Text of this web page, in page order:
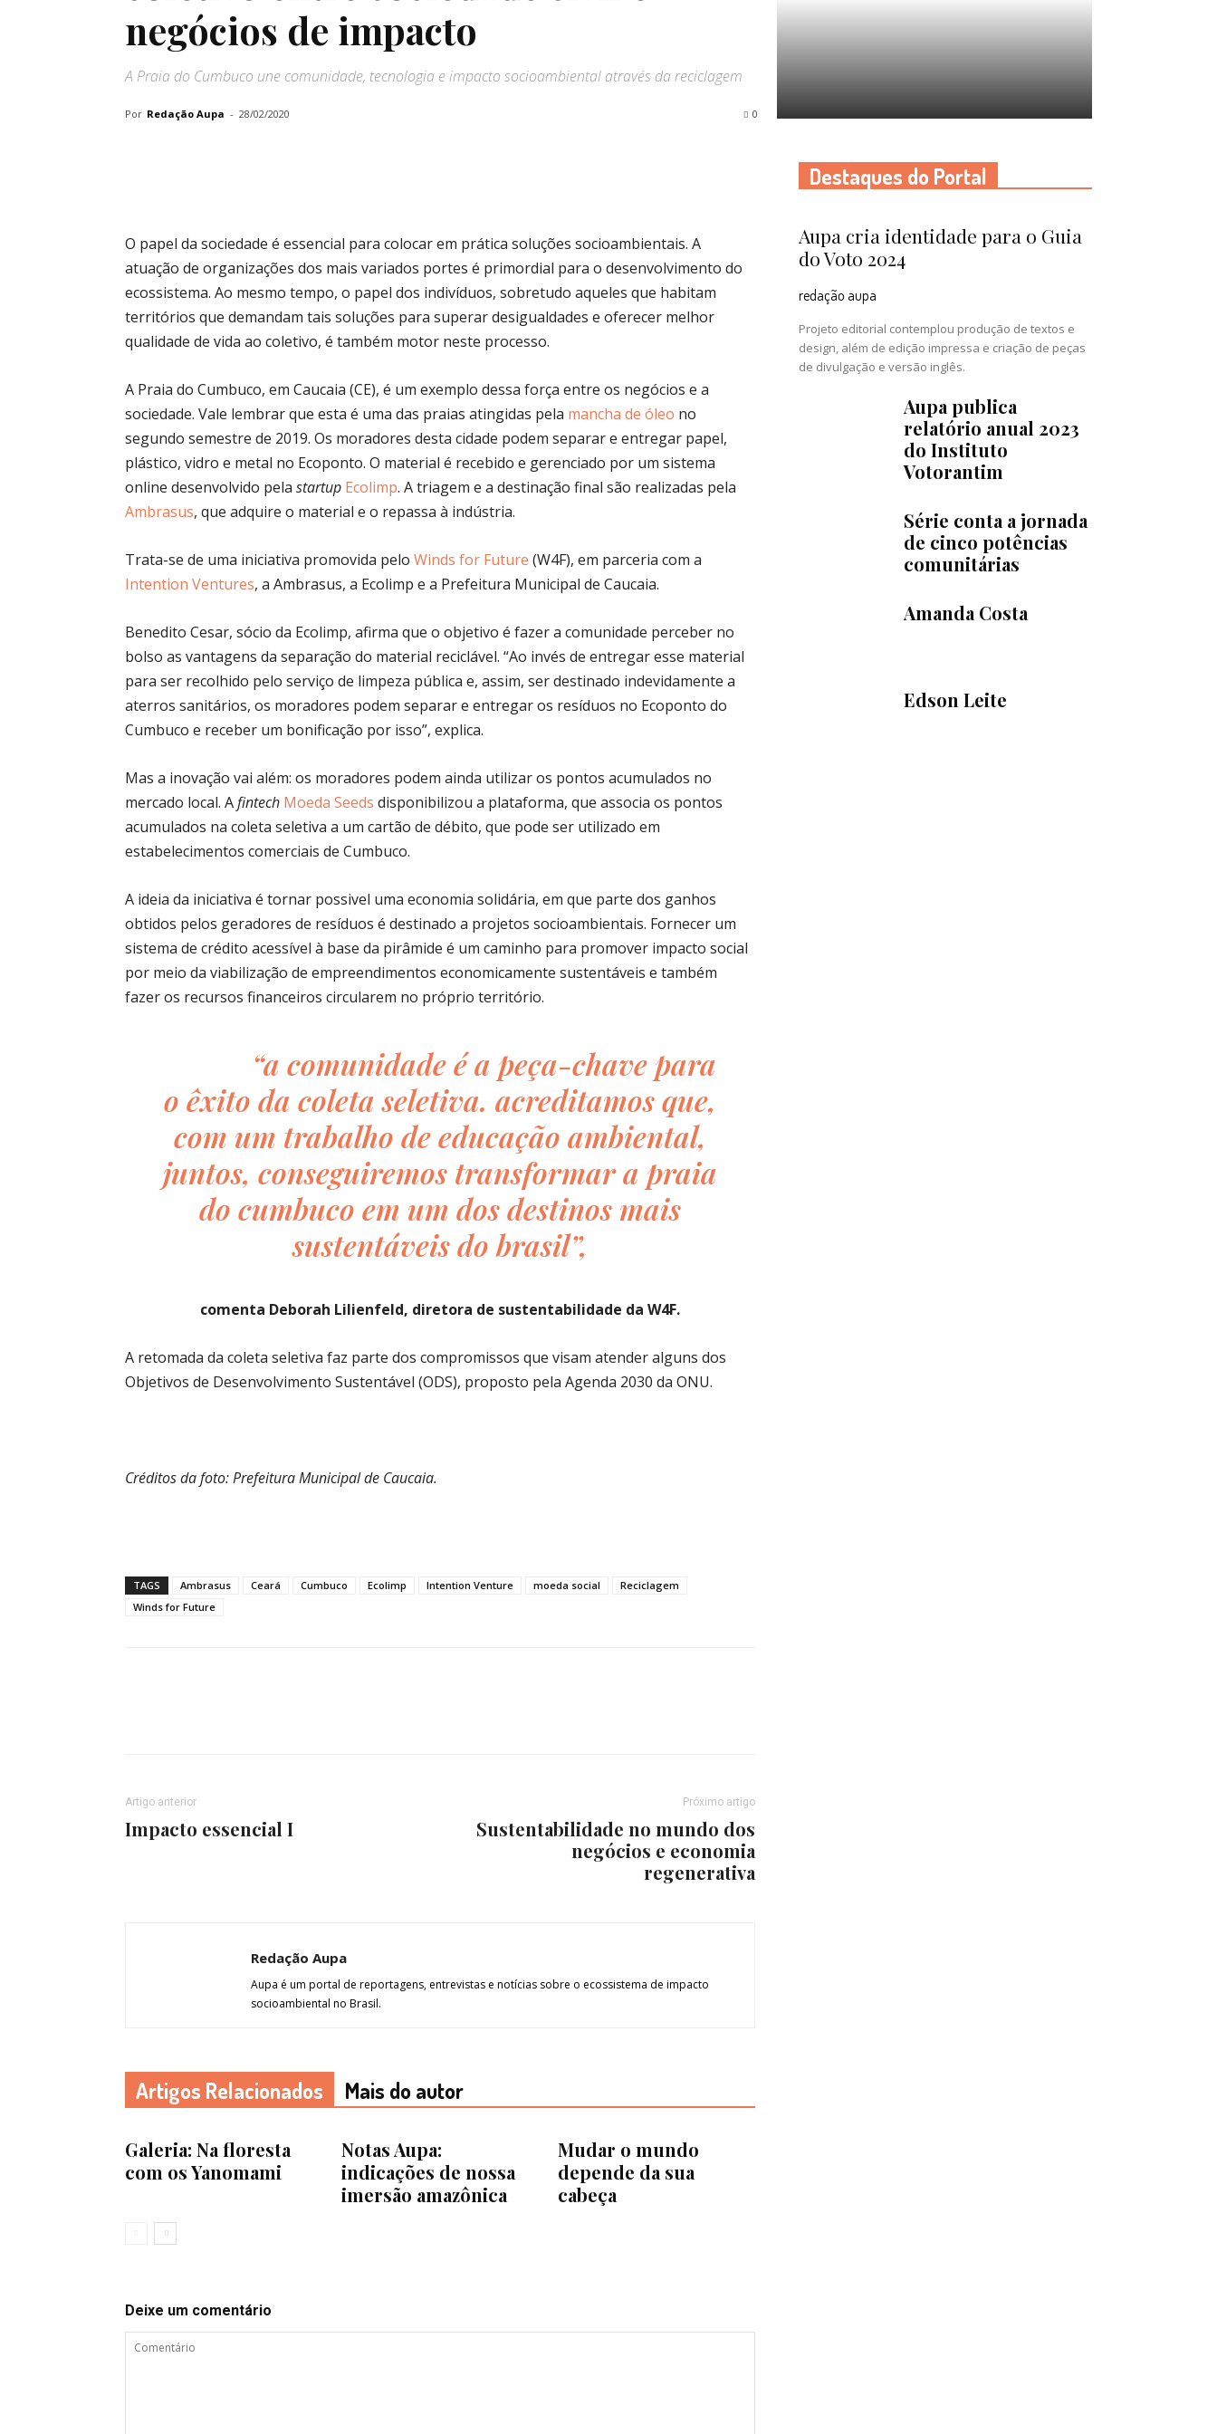
negócios de impacto
A Praia do Cumbuco une comunidade, tecnologia e impacto socioambiental através da reciclagem
Por Redação Aupa - 28/02/2020 0
O papel da sociedade é essencial para colocar em prática soluções socioambientais. A
atuação de organizações dos mais variados portes é primordial para o desenvolvimento do
ecossistema. Ao mesmo tempo, o papel dos indivíduos, sobretudo aqueles que habitam
territórios que demandam tais soluções para superar desigualdades e oferecer melhor
qualidade de vida ao coletivo, é também motor neste processo.
A Praia do Cumbuco, em Caucaia (CE), é um exemplo dessa força entre os negócios e a
sociedade. Vale lembrar que esta é uma das praias atingidas pela mancha de óleo no
segundo semestre de 2019. Os moradores desta cidade podem separar e entregar papel,
plástico, vidro e metal no Ecoponto. O material é recebido e gerenciado por um sistema
online desenvolvido pela startup Ecolimp. A triagem e a destinação final são realizadas pela
Ambrasus, que adquire o material e o repassa à indústria.
Trata-se de uma iniciativa promovida pelo Winds for Future (W4F), em parceria com a
Intention Ventures, a Ambrasus, a Ecolimp e a Prefeitura Municipal de Caucaia.
Benedito Cesar, sócio da Ecolimp, afirma que o objetivo é fazer a comunidade perceber no
bolso as vantagens da separação do material reciclável. “Ao invés de entregar esse material
para ser recolhido pelo serviço de limpeza pública e, assim, ser destinado indevidamente a
aterros sanitários, os moradores podem separar e entregar os resíduos no Ecoponto do
Cumbuco e receber um bonificação por isso”, explica.
Mas a inovação vai além: os moradores podem ainda utilizar os pontos acumulados no
mercado local. Afintech Moeda Seeds disponibilizou a plataforma, que associa os pontos
acumulados na coleta seletiva a um cartão de débito, que pode ser utilizado em
estabelecimentos comerciais de Cumbuco.
A ideia da iniciativa é tornar possivel uma economia solidária, em que parte dos ganhos
obtidos pelos geradores de resíduos é destinado a projetos socioambientais. Fornecer um
sistema de crédito acessível à base da pirâmide é um caminho para promover impacto social
por meio da viabilização de empreendimentos economicamente sustentáveis e também
fazer os recursos financeiros circularem no próprio território.
“a comunidade é a peça-chave para
o êxito da coleta seletiva. acreditamos que,
com um trabalho de educação ambiental,
juntos, conseguiremos transformar a praia
do cumbuco em um dos destinos mais
sustentáveis do brasil”,
comenta Deborah Lilienfeld, diretora de sustentabilidade da W4F.
A retomada da coleta seletiva faz parte dos compromissos que visam atender alguns dos
Objetivos de Desenvolvimento Sustentável (ODS), proposto pela Agenda 2030 da ONU.
Créditos da foto: Prefeitura Municipal de Caucaia.
TAGS Ambrasus Ceará Cumbuco Ecolimp Intention Venture moeda social
Reciclagem
Winds for Future
Artigo anterior
Impacto essencial I
Próximo artigo
Sustentabilidade no mundo dos
negócios e economia
regenerativa
Redação Aupa
Aupa é um portal de reportagens, entrevistas e notícias sobre o ecossistema de impacto
socioambiental no Brasil.
Artigos Relacionados Mais do autor
Galeria: Na floresta
com os Yanomami
Notas Aupa:
indicações de nossa
imersão amazônica
Mudar o mundo
depende da sua
cabeça
Deixe um comentário
Destaques do Portal
Aupa cria identidade para o Guia
do Voto 2024
redação aupa
Projeto editorial contemplou produção de textos e
design, além de edição impressa e criação de peças
de divulgação e versão inglês.
Aupa publica
relatório anual 2023
do Instituto
Votorantim
Série conta a jornada
de cinco potências
comunitárias
Amanda Costa
Edson Leite